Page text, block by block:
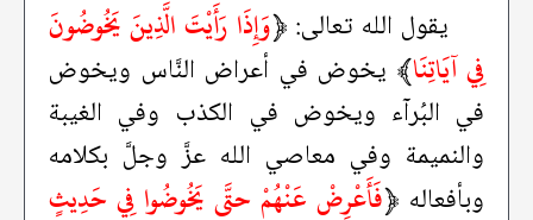
يقول الله تعالى: ﴿وَإِذَا رَأَيْتَ الَّذِينَ يَخُوضُونَ
فِي آيَاتِنَا﴾ يخوض في أعراض النَّاس ويخوض
في البُرآء ويخوض في الكذب وفي الغيبة
والنميمة وفي معاصي الله عزَّ وجلَّ بكلامه
وبأفعاله ﴿فَأَعْرِضْ عَنْهُمْ حتَّى يَخُوضُوا فِي حَدِيثٍ